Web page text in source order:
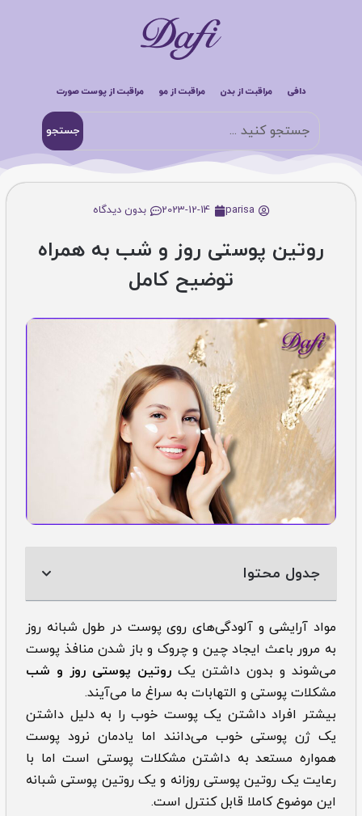
دافی مراقبت از بدن مراقبت از مو مراقبت از پوست صورت
جستجو
parisa
2023-12-14 بدون دیدگاه
روتین پوستی روز و شب به همراه
توضیح کامل
جدول محتوا
مواد آرایشی و آلودگی‌های روی پوست در طول شبانه روز
به مرور باعث ایجاد چین و چروک و باز شدن منافذ پوست
می‌شوند و بدون داشتن یک روتین پوستی روز و شب
مشکلات پوستی و التهابات به سراغ ما می‌آیند.
بیشتر افراد داشتن یک پوست خوب را به دلیل داشتن
یک ژن پوستی خوب می‌دانند اما یادمان نرود پوست
همواره مستعد به داشتن مشکلات پوستی است اما با
رعایت یک روتین پوستی روزانه و یک روتین پوستی شبانه
این موضوع کاملا قابل کنترل است.